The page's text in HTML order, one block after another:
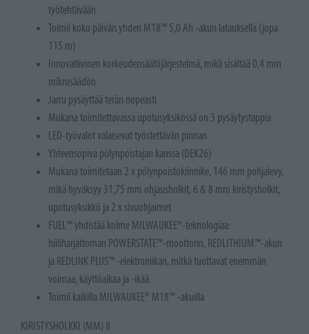
työtehtävään
Toimii koko päivän yhden M18™ 5,0 Ah -akun latauksella (jopa
115 m)
Innovatiivinen korkeudensäätöjärjestelmä, mikä sisältää 0,4 mm
mikrosäädön
Jarru pysäyttää terän nopeasti
Mukana toimitettavassa upotusyksikössä on 3 pysäytystappia
LED-työvalot valaisevat työstettävän pinnan
Yhteensopiva pölynpoistajan kanssa (DEK26)
Mukana toimitetaan 2 x pölynpoistokiinnike, 146 mm pohjalevy,
mikä hyväksyy 31,75 mm ohjausholkit, 6 & 8 mm kiristysholkit,
upotusyksikkö ja 2 x sivuohjaimet
FUEL™ yhdistää kolme MILWAUKEE®-teknologiaa:
hiiliharjattoman POWERSTATE™-moottorin, REDLITHIUM™-akun
ja REDLINK PLUS™ -elektroniikan, mitkä tuottavat enemmän
voimaa, käyttöaikaa ja -ikää
Toimii kaikilla MILWAUKEE® M18™ -akuilla
KIRISTYSHOLKKI (MM) 8